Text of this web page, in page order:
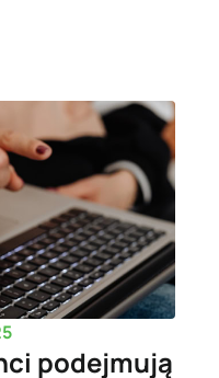
podejmują